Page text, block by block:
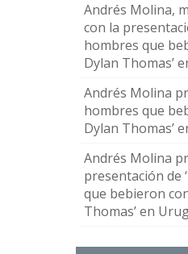
Andrés Molina,
con la
hombres que
Dylan Thomas’
Andrés Molina
hombres que
Dylan Thomas’
Andrés Molina
presentación de
que bebieron
Thomas’ en